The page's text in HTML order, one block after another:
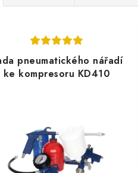
pneumatického nářadí
ke kompresoru KD410